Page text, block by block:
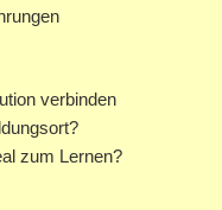
verbinden
zum Lernen?